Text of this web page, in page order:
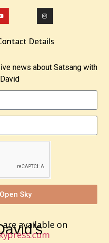
Details
news about Satsang with
Sky
are available on